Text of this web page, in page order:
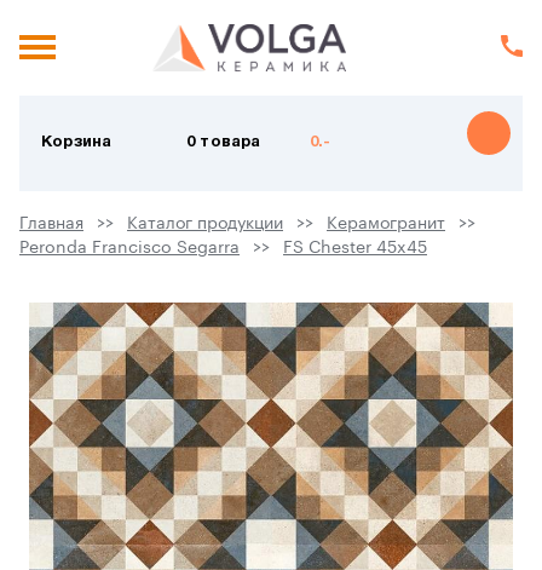
Корзина 0 товара 0.-
Главная Каталог продукции
Керамогранит
Peronda Francisco Segarra
FS Chester 45x45